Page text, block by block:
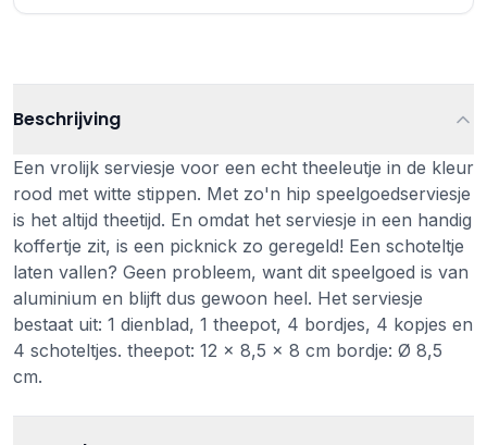
Beschrijving
Een vrolijk serviesje voor een echt theeleutje in de kleur
rood met witte stippen. Met zo'n hip speelgoedserviesje
is het altijd theetijd. En omdat het serviesje in een handig
koffertje zit, is een picknick zo geregeld! Een schoteltje
laten vallen? Geen probleem, want dit speelgoed is van
aluminium en blijft dus gewoon heel. Het serviesje
bestaat uit: 1 dienblad, 1 theepot, 4 bordjes, 4 kopjes en
4 schoteltjes. theepot: 12 x 8,5 x 8 cm bordje: Ø 8,5
cm.